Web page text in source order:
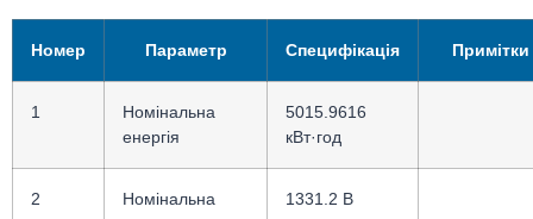
Номер Параметр Специфікація Примітки
1
Номінальна
енергія
5015.9616
кВт·год
2
Номінальна
1331.2 В